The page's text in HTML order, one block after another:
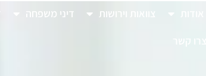
צוואות וירושות דיני משפחה